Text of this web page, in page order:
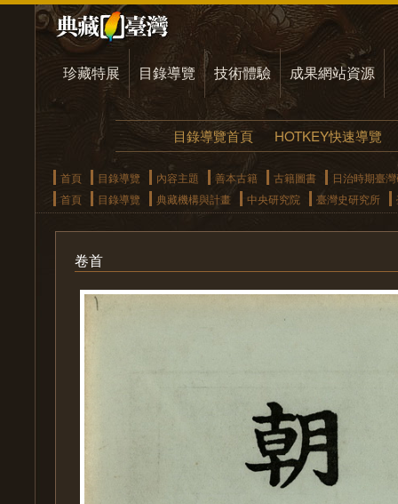
珍藏特展 目錄導覽 技術體驗 成果網站資源
目錄導覽首頁 HOTKEY快速導覽
首頁 目錄導覽 內容主題 善本古籍 古籍圖書
日治時期臺
首頁
目錄導覽 典藏機構與計畫 中央研究院 臺灣史研究所
卷首